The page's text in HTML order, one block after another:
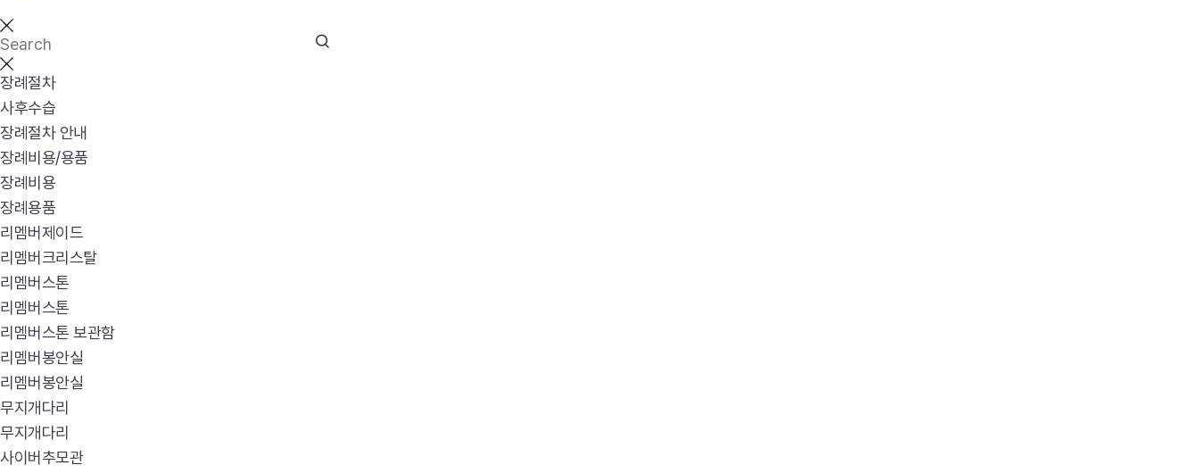
장례절차
사후수습
장례절차 안내
장례비용/용품
장례비용
장례용품
리멤버제이드
리멤버크리스탈
리멤버스톤
리멤버스톤
리멤버스톤 보관함
리멤버봉안실
리멤버봉안실
무지개다리
무지개다리
사이버추모관